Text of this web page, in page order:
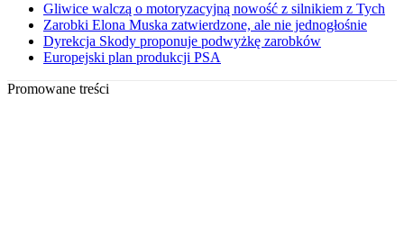
Gliwice walczą o motoryzacyjną nowość z silnikiem z Tych
Zarobki Elona Muska zatwierdzone, ale nie jednogłośnie
Dyrekcja Skody proponuje podwyżkę zarobków
Europejski plan produkcji PSA
Promowane treści